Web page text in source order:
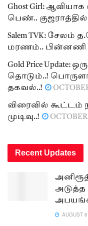
Ghost Girl:
பெண்..
Salem TVK: சேலம்
மரணம்..
Gold Price
தொடும்..!
தகவல்..!
விரைவில் கூட்டம்
முடிவு..!
Recent Updates
AUGUST